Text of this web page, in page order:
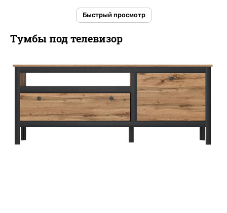
Быстрый просмотр
Тумбы под телевизор